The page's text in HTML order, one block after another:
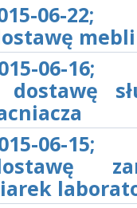
06-22;
mebli
06-16;
06-15;